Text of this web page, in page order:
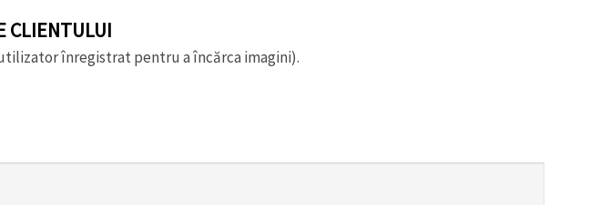
CLIENTULUI
înregistrat pentru a încărca imagini).